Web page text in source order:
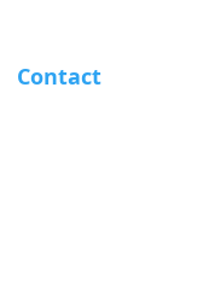
Contact